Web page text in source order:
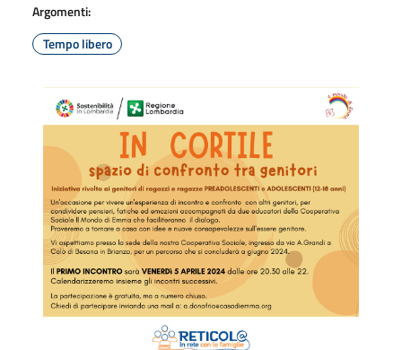
Argomenti:
Tempo libero